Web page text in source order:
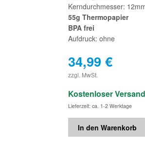
Kerndurchmesser:
55g Thermopapier
BPA frei
Aufdruck: ohne
34,99€
zzgl. MwSt.
Kostenloser Versand
Lieferzeit: ca. 1-2 Werktage
In den Warenkorb